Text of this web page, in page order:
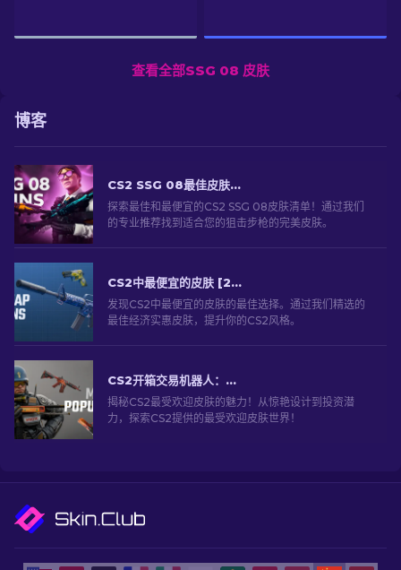
查看全部SSG 08 皮肤
博客
CS2 SSG 08最佳皮肤：排名列表 [2026]
探索最佳和最便宜的CS2 SSG 08皮肤清单！通过我们
的专业推荐找到适合您的狙击步枪的完美皮肤。
CS2中最便宜的皮肤 [2026]
发现CS2中最便宜的皮肤的最佳选择。通过我们精选的
最佳经济实惠皮肤，提升你的CS2风格。
CS2开箱交易机器人：深入探索
揭秘CS2最受欢迎皮肤的魅力！从惊艳设计到投资潜
力，探索CS2提供的最受欢迎皮肤世界！